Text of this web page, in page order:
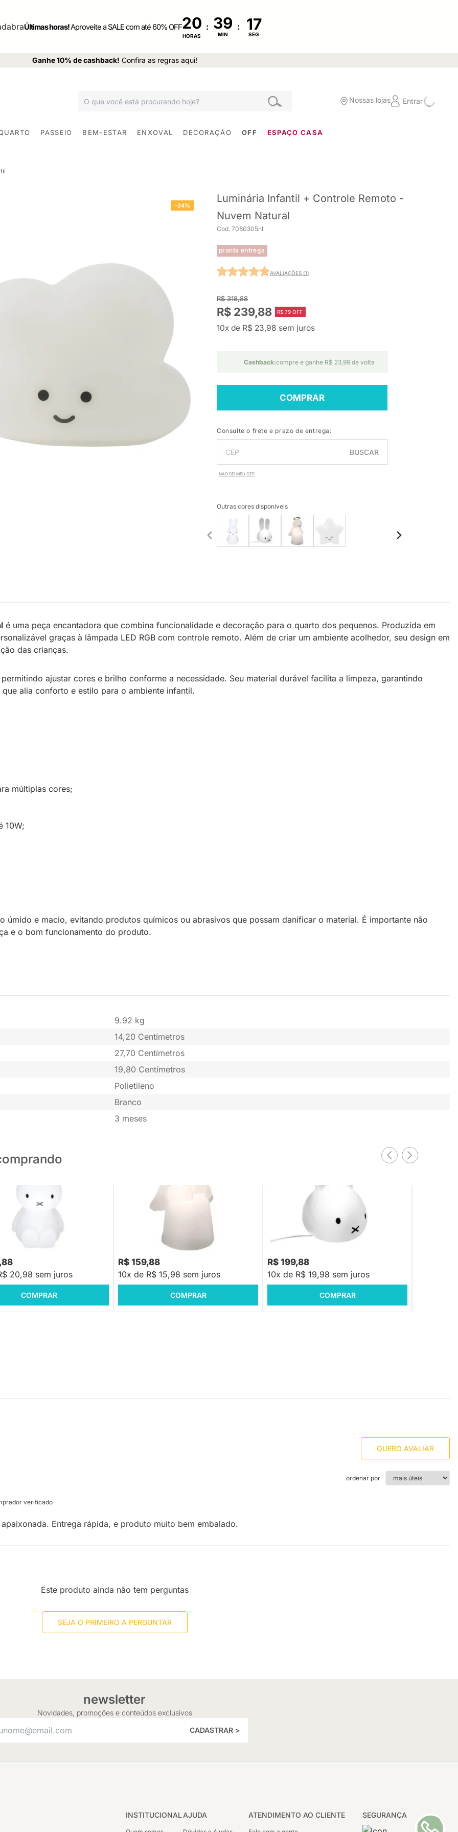
Últimas horas!Aproveite a SALE com até 60% OFF20
HORAS
:
MIN
:
SEG
Ganhe 10% de cashback! Confira as regras aqui!
Nossas lojas Entrar
PASSEIO BEM-ESTAR ENXOVAL DECORAÇÃO OFF ESPAÇO CASA
-24%
Luminária Infantil + Controle Remoto -
Nuvem Natural
Cod. 7080305nl
pronta entrega
AVALIAÇÕES (1)
R$ 318,88
R$ 239,88 R$ 79 OFF
10x de R$ 23,98 sem juros
Cashback:compre e ganhe R$ 23,99 de volta
COMPRAR
Consulte o frete e prazo de entrega:
BUSCAR
NÃO SEI MEU CEP
Outras cores disponíveis
é uma peça encantadora que combina funcionalidade e decoração para o quarto dos pequenos. Produzida em
graças à lâmpada LED RGB com controle remoto. Além de criar um ambiente acolhedor, seu design em
das crianças.
ajustar cores e brilho conforme a necessidade. Seu material durável facilita a limpeza, garantindo
alia conforto e estilo para o ambiente infantil.
múltiplas cores;
10W;
úmido e macio, evitando produtos químicos ou abrasivos que possam danificar o material. É importante não
e o bom funcionamento do produto.
9.92 kg
14,20 Centímetros
27,70 Centímetros
19,80 Centímetros
Polietileno
Branco
3 meses
PRONTA ENTREGA
Infantil Miffy Natural –
Economize R$ 40
20,98 sem juros
COMPRAR
PRONTA ENTREGA
Luminária Infantil Anjo - Natural
-35% Economize R$ 89
R$ 159,88
10x de R$ 15,98 sem juros
COMPRAR
PRONTA ENTREGA
Luminária Infantil Miffy Cabeça Natural
R$ 199,88
10x de R$ 19,98 sem juros
COMPRAR
QUERO AVALIAR
ordenar por
verificado
Entrega rápida, e produto muito bem embalado.
Este produto ainda não tem perguntas
SEJA O PRIMEIRO A PERGUNTAR
newsletter
Novidades, promoções e conteúdos exclusivos
CADASTRAR >
INSTITUCIONAL AJUDA SEGURANÇA
ATENDIMENTO AO CLIENTE